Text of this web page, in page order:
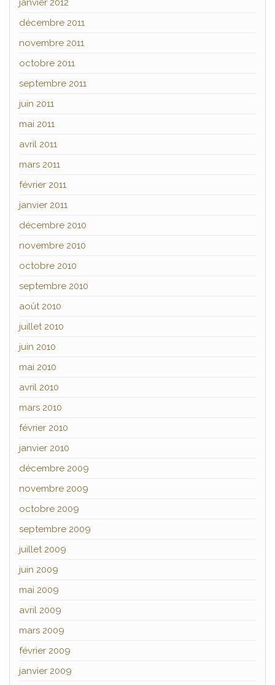
janvier 2012
décembre 2011
novembre 2011
octobre 2011
septembre 2011
juin 2011
mai 2011
avril 2011
mars 2011
février 2011
janvier 2011
décembre 2010
novembre 2010
octobre 2010
septembre 2010
août 2010
juillet 2010
juin 2010
mai 2010
avril 2010
mars 2010
février 2010
janvier 2010
décembre 2009
novembre 2009
octobre 2009
septembre 2009
juillet 2009
juin 2009
mai 2009
avril 2009
mars 2009
février 2009
janvier 2009